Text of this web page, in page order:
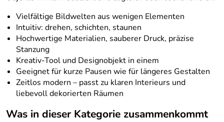
Vielfältige Bildwelten aus wenigen Elementen
Intuitiv: drehen, schichten, staunen
Hochwertige Materialien, sauberer Druck, präzise
Stanzung
Kreativ-Tool und Designobjekt in einem
Geeignet für kurze Pausen wie für längeres Gestalten
Zeitlos modern – passt zu klaren Interieurs und
liebevoll dekorierten Räumen
Was in dieser Kategorie zusammenkommt